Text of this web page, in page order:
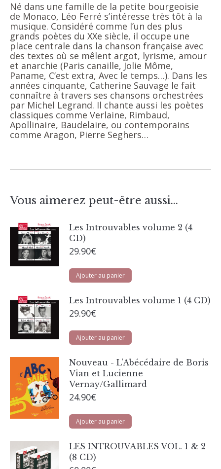
Né dans une famille de la petite bourgeoisie
de Monaco, Léo Ferré s’intéresse très tôt à la
musique. Considéré comme l’un des plus
grands poètes du XXe siècle, il occupe une
place centrale dans la chanson française avec
des textes où se mêlent argot, lyrisme, amour
et anarchie (Paris canaille, Jolie Môme,
Paname, C’est extra, Avec le temps…). Dans les
années cinquante, Catherine Sauvage le fait
connaître à travers ses chansons orchestrées
par Michel Legrand. Il chante aussi les poètes
classiques comme Verlaine, Rimbaud,
Apollinaire, Baudelaire, ou contemporains
comme Aragon, Pierre Seghers…
Vous aimerez peut-être aussi…
Les Introuvables volume 2 (4
CD)
29.90€
Ajouter au panier
Les Introuvables volume 1 (4 CD)
29.90€
Ajouter au panier
Nouveau - L'Abécédaire de Boris
Vian et Lucienne
Vernay/Gallimard
24.90€
Ajouter au panier
LES INTROUVABLES VOL. 1 & 2
(8 CD)